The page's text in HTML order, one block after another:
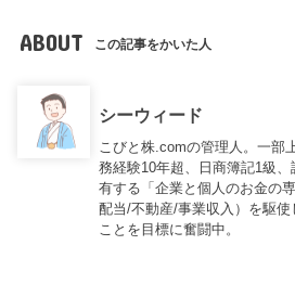
ABOUT この記事をかいた人
シーウィード
こびと株.comの管理人。一部
務経験10年超、日商簿記1級
有する「企業と個人のお金の
配当/不動産/事業収入）を駆
ことを目標に奮闘中。